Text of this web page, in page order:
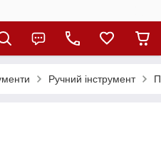
Ручний інструмент